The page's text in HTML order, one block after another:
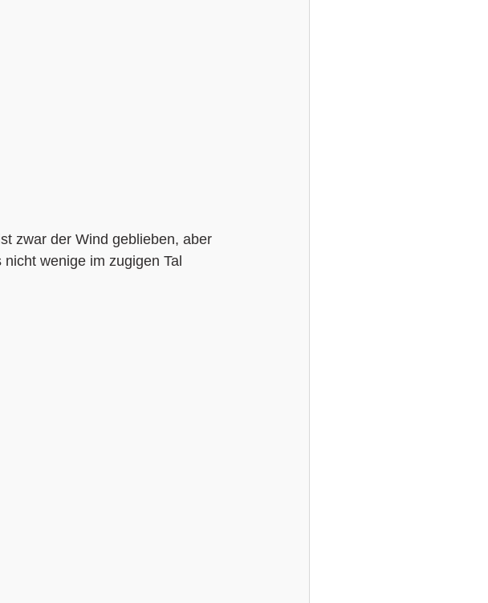
zwar der Wind geblieben, aber
wenige im zugigen Tal